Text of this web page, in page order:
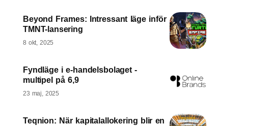
Beyond Frames: Intressant läge inför
TMNT-lansering
8 okt, 2025
Fyndläge i e-handelsbolaget -
multipel på 6,9
23 maj, 2025
Teqnion: När kapitalallokering blir en